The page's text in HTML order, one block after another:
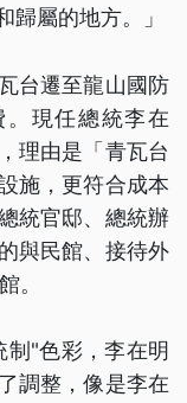
歸屬的地方。」
台遷至龍山國防
現任總統李在
理由是「青瓦台
施，更符合成本
統官邸、總統辦
與民館、接待外
。
"色彩，李在明
調整，像是李在